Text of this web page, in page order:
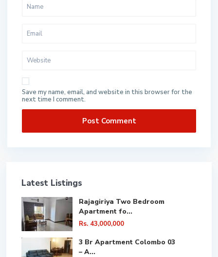
Save my name, email, and website in this browser for the
next time I comment.
Latest Listings
Rajagiriya Two Bedroom
Apartment fo...
Rs. 43,000,000
3 Br Apartment Colombo 03
– A...